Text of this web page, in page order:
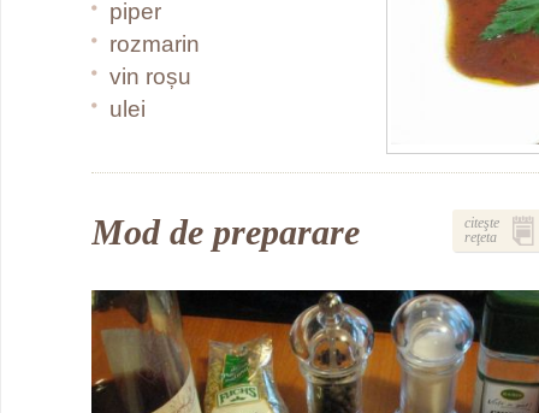
piper
rozmarin
vin roșu
ulei
Mod de preparare
citeşte
reţeta